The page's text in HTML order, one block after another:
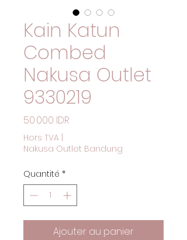
Kain Katun
Combed
Nakusa Outlet
9330219
50 000 IDR
Hors TVA
Nakusa Outlet Bandung
Quantité *
Ajouter au panier